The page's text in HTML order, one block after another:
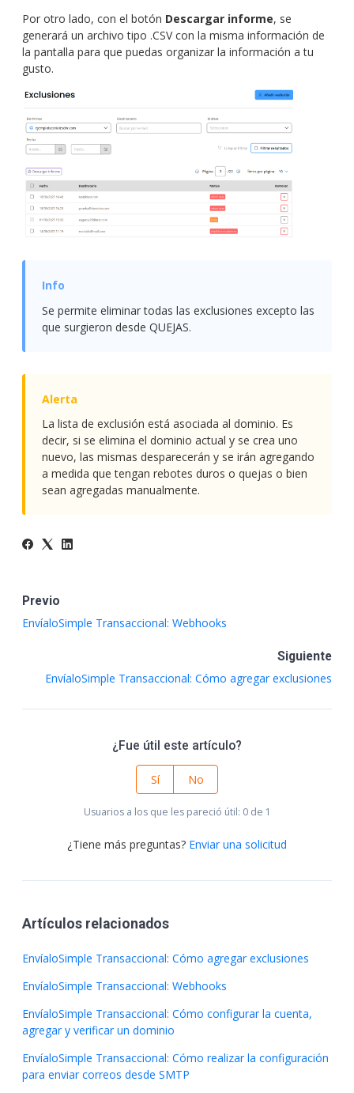
Por otro lado, con el botón Descargar informe, se
generará un archivo tipo .CSV con la misma información de
la pantalla para que puedas organizar la información a tu
gusto.
Se permite eliminar todas las exclusiones excepto las
que surgieron desde QUEJAS.
La lista de exclusión está asociada al dominio. Es
decir, si se elimina el dominio actual y se crea uno
nuevo, las mismas desparecerán y se irán agregando
a medida que tengan rebotes duros o quejas o bien
sean agregadas manualmente.
Previo
EnvíaloSimple Transaccional: Webhooks
Siguiente
EnvíaloSimple Transaccional: Cómo agregar exclusiones
¿Fue útil este artículo?
Sí No
Usuarios a los que les pareció útil: 0 de 1
¿Tiene más preguntas? Enviar una solicitud
Artículos relacionados
EnvíaloSimple Transaccional: Cómo agregar exclusiones
EnvíaloSimple Transaccional: Webhooks
EnvíaloSimple Transaccional: Cómo configurar la cuenta,
agregar y verificar un dominio
EnvíaloSimple Transaccional: Cómo realizar la configuración
para enviar correos desde SMTP